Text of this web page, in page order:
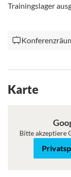
Trainingslager
Karte
Bitte akzeptiere